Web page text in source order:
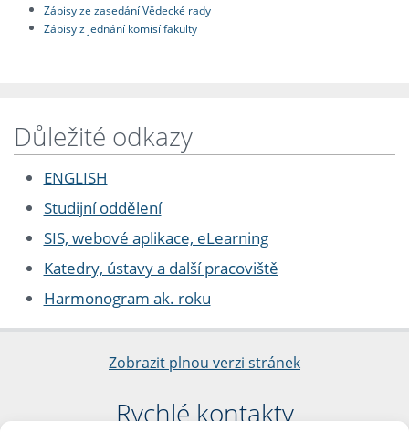
Zápisy ze zasedání Vědecké rady
Zápisy z jednání komisí fakulty
Důležité odkazy
ENGLISH
Studijní oddělení
SIS, webové aplikace, eLearning
Katedry, ústavy a další pracoviště
Harmonogram ak. roku
Zobrazit plnou verzi stránek
Rychlé kontakty